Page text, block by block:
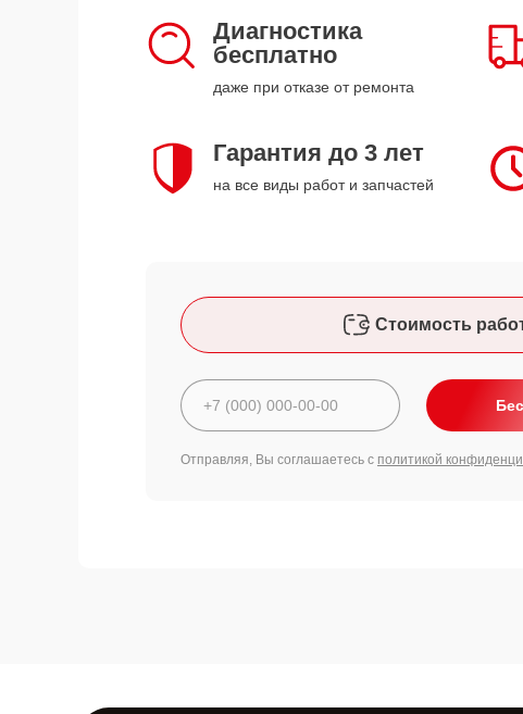
Диагностика
бесплатно
даже при отказе от ремонта
Гарантия до 3 лет
на все виды работ и запчастей
Стоимость
Отправляя, Вы соглашаетесь с политикой